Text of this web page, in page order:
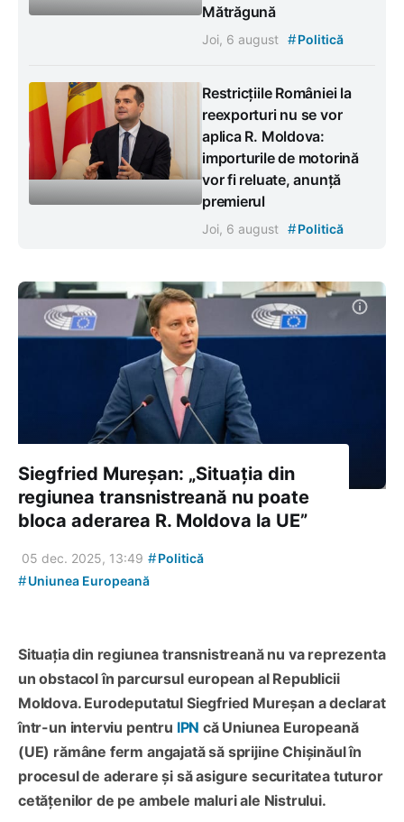
Mătrăgună
Joi, 6 august #Politică
Restricțiile României la
reexporturi nu se vor
aplica R. Moldova:
importurile de motorină
vor fi reluate, anunță
premierul
Joi, 6 august #Politică
Siegfried Mureșan: „Situația din
regiunea transnistreană nu poate
bloca aderarea R. Moldova la UE”
05 dec. 2025, 13:49 #Politică
#Uniunea Europeană
Situația din regiunea transnistreană nu va reprezenta
un obstacol în parcursul european al Republicii
Moldova. Eurodeputatul Siegfried Mureșan a declarat
într-un interviu pentru IPN că Uniunea Europeană
(UE) rămâne ferm angajată să sprijine Chișinăul în
procesul de aderare și să asigure securitatea tuturor
cetățenilor de pe ambele maluri ale Nistrului.